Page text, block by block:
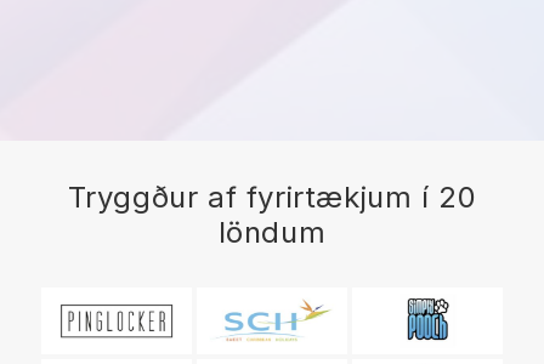
Tryggður af fyrirtækjum í 20
löndum